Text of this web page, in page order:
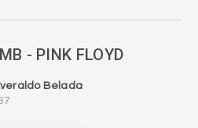
- PINK FLOYD
Belada